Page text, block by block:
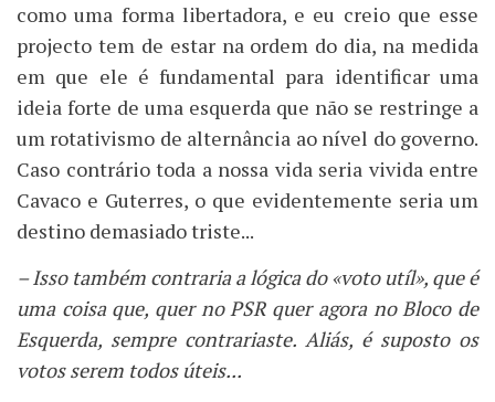
como uma forma libertadora, e eu creio que esse
projecto tem de estar na ordem do dia, na medida
em que ele é fundamental para identificar uma
ideia forte de uma esquerda que não se restringe a
um rotativismo de alternância ao nível do governo.
Caso contrário toda a nossa vida seria vivida entre
Cavaco e Guterres, o que evidentemente seria um
destino demasiado triste...
– Isso também contraria a lógica do «voto utíl», que é
uma coisa que, quer no PSR quer agora no Bloco de
Esquerda, sempre contrariaste. Aliás, é suposto os
votos serem todos úteis...